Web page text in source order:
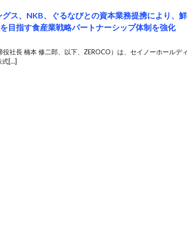
ス、NKB、ぐるなびとの資本業務提携により、鮮
目指す食産業戦略パートナーシップ体制を強化
社長 楠本 修二郎、以下、ZEROCO）は、セイノーホールディ
式[…]